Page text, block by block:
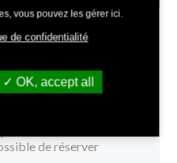
vacances d'Azureva -
de réserver
vous pouvez les gérer ici.
de confidentialité
OK, accept all